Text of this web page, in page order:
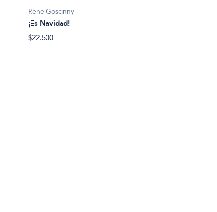
Rene Goscinny
¡Es Navidad!
$22.500